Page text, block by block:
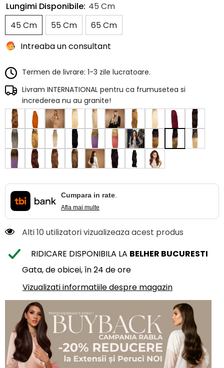
Lungimi Disponibile: 45 Cm
45 Cm
55 Cm
65 Cm
Intreaba un consultant
Termen de livrare: 1-3 zile lucratoare.
Livram INTERNATIONAL pentru ca frumusetea si
increderea nu au granite!
Cumpara in rate.
Afla mai multe
Alti 10 utilizatori vizualizeaza acest produs
RIDICARE DISPONIBILA LA BELHER BUCURESTI
Gata, de obicei, în 24 de ore
Vizualizati informatiile despre magazin